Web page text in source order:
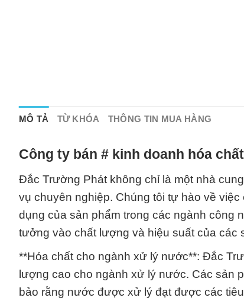
MÔ TẢ TỪ KHÓA THÔNG TIN MUA HÀNG
Công ty bán # kinh doanh hóa
Đắc Trường Phát không chỉ là một nhà
vụ chuyên nghiệp. Chúng tôi tự hào về
dụng của sản phẩm trong các ngành công
tưởng vào chất lượng và hiệu suất của các
**Hóa chất cho ngành xử lý nước**: Đắc
lượng cao cho ngành xử lý nước. Các sản
bảo rằng nước được xử lý đạt được các